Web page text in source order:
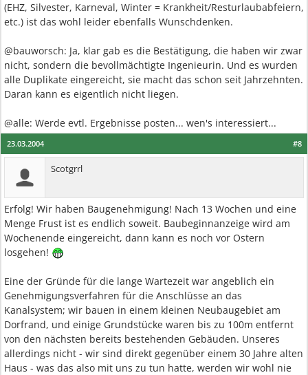
(EHZ, Silvester, Karneval, Winter = Krankheit/Resturlaubabfeiern,
etc.) ist das wohl leider ebenfalls Wunschdenken.
@bauworsch: Ja, klar gab es die Bestätigung, die haben wir zwar
nicht, sondern die bevollmächtigte Ingenieurin. Und es wurden
alle Duplikate eingereicht, sie macht das schon seit Jahrzehnten.
Daran kann es eigentlich nicht liegen.
@alle: Werde evtl. Ergebnisse posten... wen's interessiert...
#8
23.03.2004
Scotgrrl
Erfolg! Wir haben Baugenehmigung! Nach 13 Wochen und eine
Menge Frust ist es endlich soweit. Baubeginnanzeige wird am
Wochenende eingereicht, dann kann es noch vor Ostern
losgehen!
Eine der Gründe für die lange Wartezeit war angeblich ein
Genehmigungsverfahren für die Anschlüsse an das
Kanalsystem; wir bauen in einem kleinen Neubaugebiet am
Dorfrand, und einige Grundstücke waren bis zu 100m entfernt
von den nächsten bereits bestehenden Gebäuden. Unseres
allerdings nicht - wir sind direkt gegenüber einem 30 Jahre alten
Haus - was das also mit uns zu tun hatte, werden wir wohl nie